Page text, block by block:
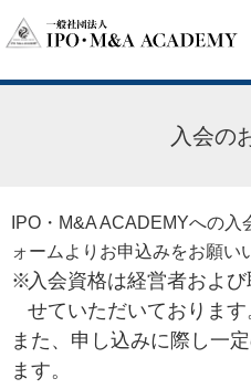
入会の
IPO・M&A ACADEMYへの
ォームよりお申込みをお願い
入会資格は経営者およ
せていただいております
また、申し込みに際し一
ます。